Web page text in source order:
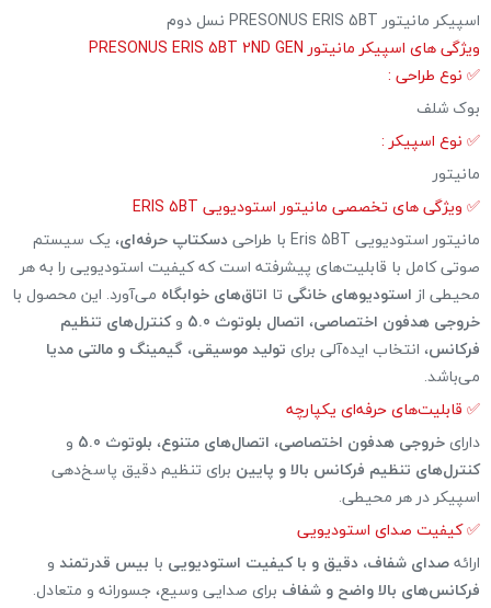
اسپیکر مانیتور PRESONUS ERIS 5BT نسل دوم
ویژگی های اسپیکر مانیتور PRESONUS ERIS 5BT 2ND GEN
✅ نوع طراحی :
بوک شلف
✅ نوع اسپیکر :
مانیتور
✅ ویژگی های تخصصی مانیتور استودیویی ERIS 5BT
مانیتور استودیویی Eris 5BT با طراحی
دسکتاپ حرفه‌ای، یک سیستم
صوتی کامل با قابلیت‌های پیشرفته است که کیفیت استودیویی را به هر
محیطی ازاستودیوهای خانگی تا اتاق‌های خوابگاه می‌آورد. این محصول با
خروجی هدفون اختصاصی، اتصال بلوتوث 5.0 وکنترل‌های تنظیم
فرکانس، انتخاب ایده‌آلی برای تولید موسیقی، گیمینگ و مالتی مدیا
می‌باشد.
✅ قابلیت‌های حرفه‌ای یکپارچه
دارای خروجی هدفون اختصاصی، اتصال‌های متنوع، بلوتوث 5.0
و
کنترل‌های تنظیم فرکانس بالا و پایین برای تنظیم دقیق پاسخ‌دهی
اسپیکر در هر محیطی.
✅ کیفیت صدای استودیویی
ارائهصدای شفاف، دقیق و با کیفیت استودیویی با بیس قدرتمند و
فرکانس‌های بالا واضح و شفاف برای صدایی وسیع، جسورانه و متعادل.